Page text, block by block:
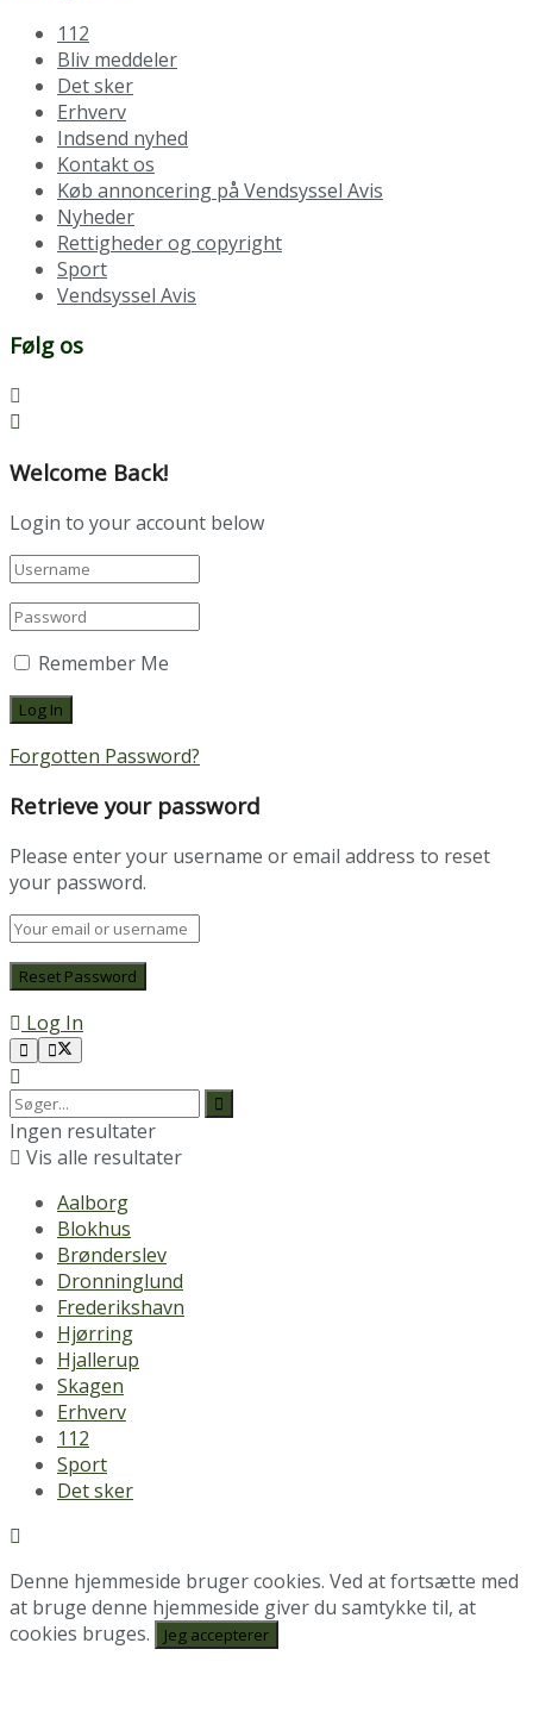
112
Bliv meddeler
Det sker
Erhverv
Indsend nyhed
Kontakt os
Køb annoncering på Vendsyssel Avis
Nyheder
Rettigheder og copyright
Sport
Vendsyssel Avis
Følg os
Welcome Back!
Login to your account below
Remember Me
Forgotten Password?
Retrieve your password
Please enter your username or email address to reset
your password.
Log In
Ingen resultater
Vis alle resultater
Aalborg
Blokhus
Brønderslev
Dronninglund
Frederikshavn
Hjørring
Hjallerup
Skagen
Erhverv
112
Sport
Det sker
Denne hjemmeside bruger cookies. Ved at fortsætte med
at bruge denne hjemmeside giver du samtykke til, at
cookies bruges.
Jeg accepterer